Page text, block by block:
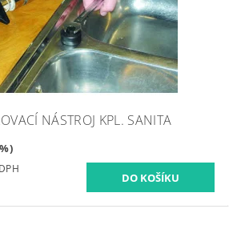
NÁSTROJ KPL. SANITA
DPH